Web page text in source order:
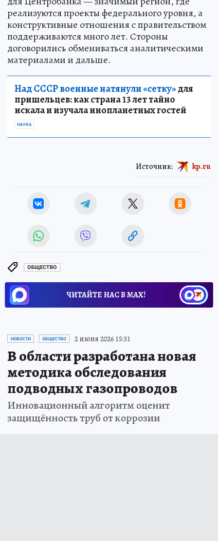
реализуются проекты федерального уровня, а
конструктивные отношения с правительством
поддерживаются много лет. Стороны
договорились обмениваться аналитическими
материалами и дальше.
Над СССР военные натянули «сетку»для
пришельцев: как страна 13 лет тайно
искала и изучала инопланетных гостей
НАУКА
Источник: kp.ru
ОБЩЕСТВО
ЧИТАЙТЕ НАС В МАХ!
НОВОСТИ ОБЩЕСТВО 2 июня 2026 15:31
В области разработана новая
методика обследования
подводных газопроводов
Инновационный алгоритм оценит
защищённость труб от коррозии